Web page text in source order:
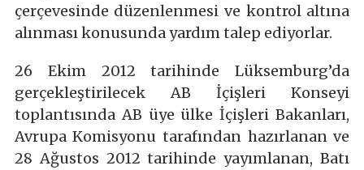
çerçevesinde düzenlenmesi ve kontrol altına
alınması konusunda yardım talep ediyorlar.
26 Ekim 2012 tarihinde Lüksemburg’da
gerçekleştirilecek AB İçişleri Konseyi
toplantısında AB üye ülke İçişleri Bakanları,
Avrupa Komisyonu tarafından hazırlanan ve
28 Ağustos 2012 tarihinde yayımlanan, Batı